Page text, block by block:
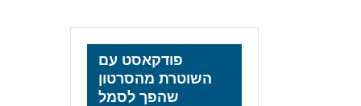
פודקאסט עם
השוטרת מהסרטון
שהפך לסמל